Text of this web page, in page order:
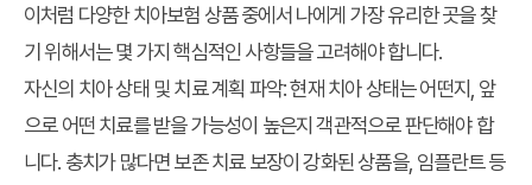
이처럼 다양한 치아보험 상품 중에서 나에게 가장 유리한 곳을 찾
기 위해서는 몇 가지 핵심적인 사항들을 고려해야 합니다.
자신의 치아 상태 및 치료 계획 파악: 현재 치아 상태는 어떤지, 앞
으로 어떤 치료를 받을 가능성이 높은지 객관적으로 판단해야 합
니다. 충치가 많다면 보존 치료 보장이 강화된 상품을, 임플란트 등